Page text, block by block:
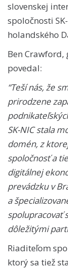
slovenskej
spoločnosti
holandského
Ben
povedal:
“Teší nás, že
prirodzene
SK-NIC stala
domén, z
spoločnosť a
digitálnej
prevádzku v
a
spolupracovať
dôležitými
Riaditeľom
ktorý sa tiež